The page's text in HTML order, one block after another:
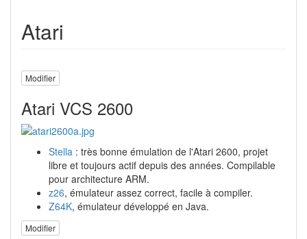
Atari
Modifier
Atari VCS 2600
Stella : très bonne émulation de l'Atari 2600, projet
libre et toujours actif depuis des années. Compilable
pour architecture ARM.
z26, émulateur assez correct, facile à compiler.
Z64K, émulateur développé en Java.
Modifier